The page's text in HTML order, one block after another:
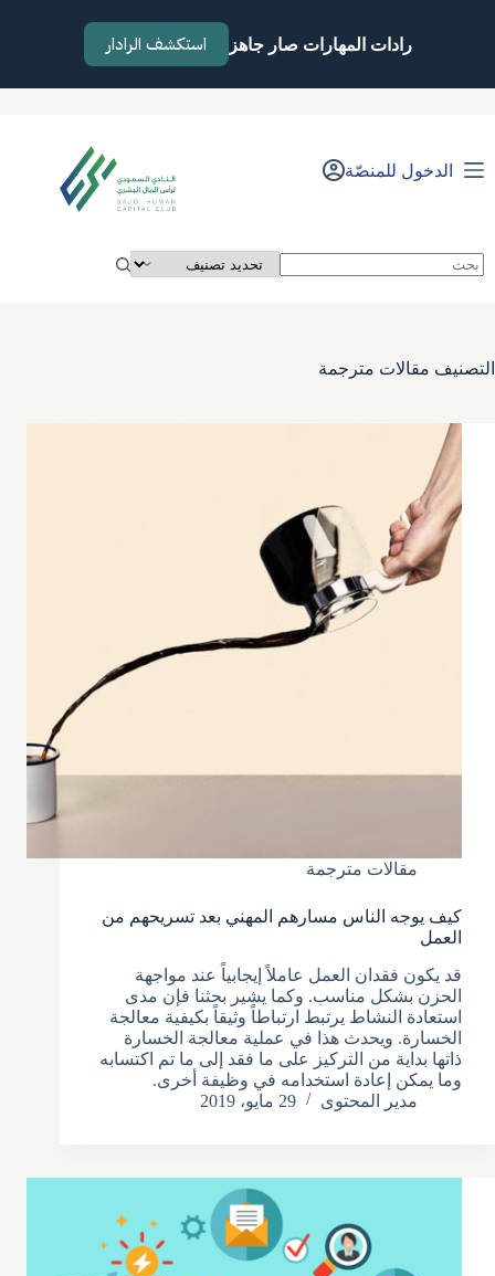
رادات المهارات صار جاهز استكشف الرادار
الدخول للمنصّة
التصنيف مقالات مترجمة
مقالات مترجمة
كيف يوجه الناس مسارهم المهني بعد تسريحهم من
العمل
قد يكون فقدان العمل عاملاً إيجابياً عند مواجهة
الحزن بشكل مناسب. وكما يشير بحثنا فإن مدى
استعادة النشاط يرتبط ارتباطاً وثيقاً بكيفية معالجة
الخسارة. ويحدث هذا في عملية معالجة الخسارة
ذاتها بداية من التركيز على ما فقد إلى ما تم اكتسابه
وما يمكن إعادة استخدامه في وظيفة أخرى.
مدير المحتوى
29 مايو، 2019